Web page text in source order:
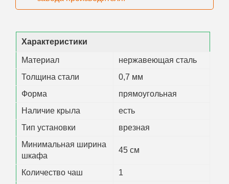
Характеристики
Материал
нержавеющая сталь
Толщина стали
0,7 мм
Форма
прямоугольная
Наличие крыла
есть
Тип установки
врезная
Минимальная ширина
шкафа
45 см
Количество чаш
1